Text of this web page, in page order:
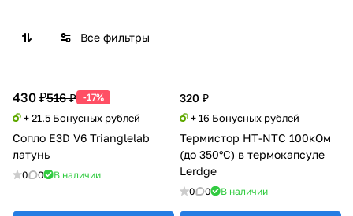
Все фильтры
430 ₽516 ₽ -17%
+ 21.5 Бонусных рублей
Сопло E3D V6 Trianglelab
латунь
0 0 В наличии
320 ₽
+ 16 Бонусных рублей
Термистор HT-NTC 100кОм
(до 350°C) в термокапсуле
Lerdge
0 0 В наличии